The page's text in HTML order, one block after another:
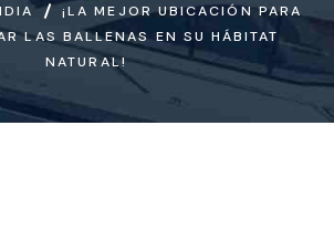
¡LA MEJOR UBICACIÓN PARA
LAS BALLENAS EN SU HÁBITAT
NATURAL!